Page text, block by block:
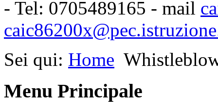
- Tel: 0705489165 - mail
Sei qui: Home
Menu Principale